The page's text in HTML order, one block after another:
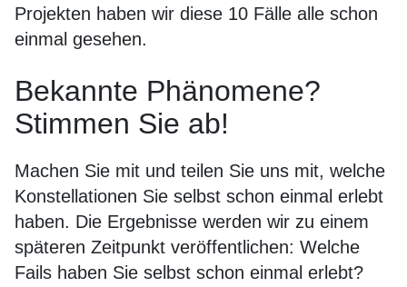
Projekten haben wir diese 10 Fälle alle schon
einmal gesehen.
Bekannte Phänomene?
Stimmen Sie ab!
Machen Sie mit und teilen Sie uns mit, welche
Konstellationen Sie selbst schon einmal erlebt
haben. Die Ergebnisse werden wir zu einem
späteren Zeitpunkt veröffentlichen: Welche
Fails haben Sie selbst schon einmal erlebt?